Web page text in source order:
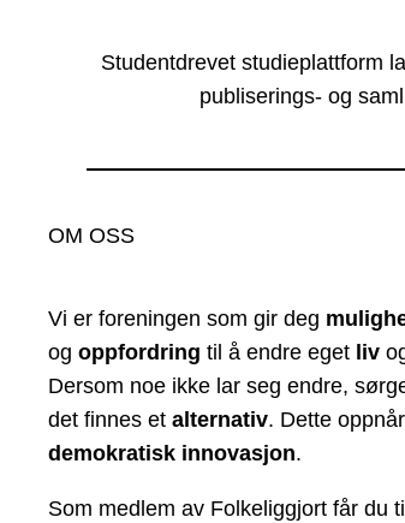
Studentdrevet studieplattform
publiserings- og
OM OSS
Vi er foreningen som gir deg
og oppfordring til å endre eget liv
Dersom noe ikke lar seg endre,
det finnes et alternativ. Dette
demokratisk innovasjon.
Som medlem av Folkeliggjort får du